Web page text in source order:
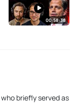
00:58:38
briefly served as